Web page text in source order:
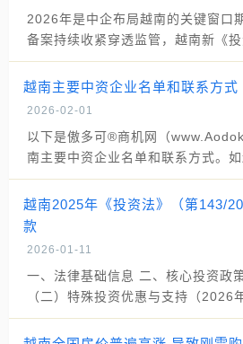
2026年是中企布局越南的关键窗口
备案持续收紧穿透监管，越南新《
越南主要中资企业名单和联系方式
2026-02-01
以下是傲多可®商机网（
南主要中资企业名单和联系方式。
越南2025年《投资法》（第143/
款
2026-01-11
一、法律基础信息 二、核心投资政
（二）特殊投资优惠与支持（